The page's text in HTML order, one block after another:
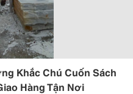
Khắc Chú Cuốn Sách
Hàng Tận Nơi